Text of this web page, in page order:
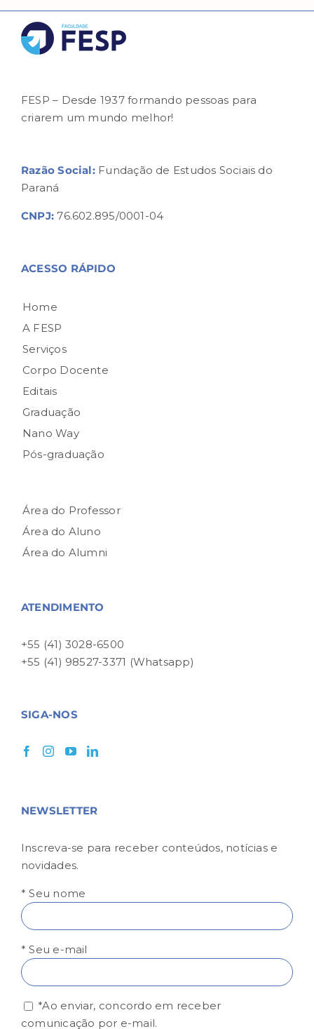
FESP – Desde 1937 formando pessoas para
criarem um mundo melhor!
Razão Social:Fundação de Estudos Sociais do
Paraná
CNPJ: 76.602.895/0001-04
ACESSO RÁPIDO
Home
A FESP
Serviços
Corpo Docente
Editais
Graduação
Nano Way
Pós-graduação
Área do Professor
Área do Aluno
Área do Alumni
ATENDIMENTO
+55 (41) 3028-6500
+55 (41) 98527-3371 (Whatsapp)
SIGA-NOS
NEWSLETTER
Inscreva-se para receber conteúdos, notícias e
novidades.
* Seu nome
* Seu e-mail
*Ao enviar, concordo em receber
comunicação por e-mail.